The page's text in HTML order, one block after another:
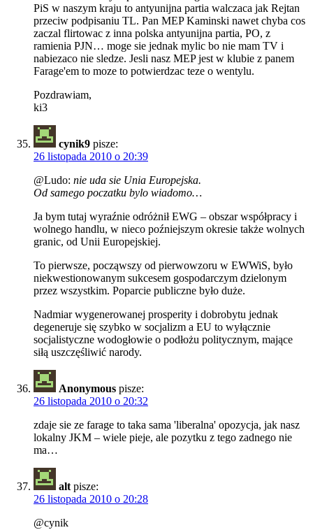
PiS w naszym kraju to antyunijna partia walczaca jak Rejtan
przeciw podpisaniu TL. Pan MEP Kaminski nawet chyba cos
zaczal flirtowac z inna polska antyunijna partia, PO, z
ramienia PJN… moge sie jednak mylic bo nie mam TV i
nabiezaco nie sledze. Jesli nasz MEP jest w klubie z panem
Farage'em to moze to potwierdzac teze o wentylu.
Pozdrawiam,
ki3
cynik9 pisze:
26 listopada 2010 o 20:39
@Ludo: nie uda sie Unia Europejska.
Od samego poczatku bylo wiadomo…
Ja bym tutaj wyraźnie odróżnił EWG – obszar współpracy i
wolnego handlu, w nieco poźniejszym okresie także wolnych
granic, od Unii Europejskiej.
To pierwsze, począwszy od pierwowzoru w EWWiS, było
niekwestionowanym sukcesem gospodarczym dzielonym
przez wszystkim. Poparcie publiczne było duże.
Nadmiar wygenerowanej prosperity i dobrobytu jednak
degeneruje się szybko w socjalizm a EU to wyłącznie
socjalistyczne wodogłowie o podłożu politycznym, mające
siłą uszczęśliwić narody.
Anonymous pisze:
26 listopada 2010 o 20:32
zdaje sie ze farage to taka sama 'liberalna' opozycja, jak nasz
lokalny JKM – wiele pieje, ale pozytku z tego zadnego nie
ma…
alt pisze:
26 listopada 2010 o 20:28
@cynik